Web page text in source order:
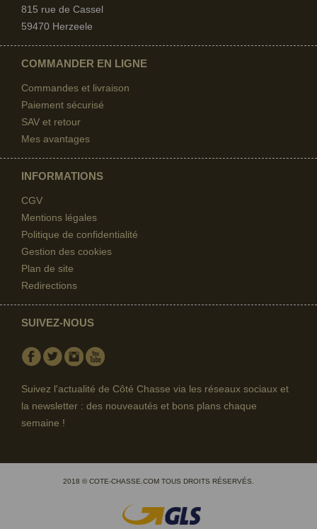
815 rue de Cassel
59470 Herzeele
COMMANDER EN LIGNE
Commandes et livraison
Paiement sécurisé
SAV et retour
Mes avantages
INFORMATIONS
CGV
Mentions légales
Politique de confidentialité
Gestion des cookies
Plan de site
Redirections
SUIVEZ-NOUS
Facebook
TwitterInstagram
Suivez l'actualité de Côté Chasse via les réseaux sociaux et
la newsletter : des nouveautés et bons plans chaque
semaine !
2018 © COTE-CHASSE.COM TOUS DROITS RÉSERVÉS.